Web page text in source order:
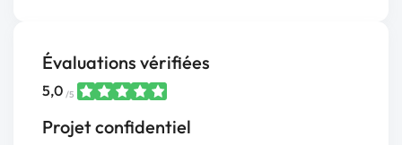
Évaluations vérifiées
5,0 /5
Projet confidentiel